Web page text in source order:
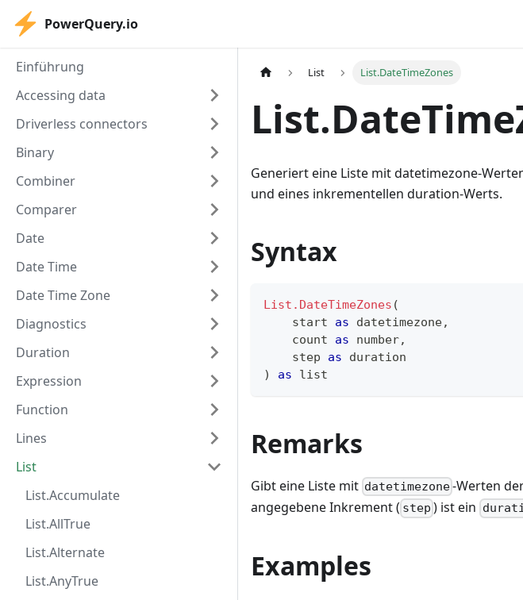
PowerQuery.io
Einführung
Accessing data
Driverless connectors
Binary
Combiner
Comparer
Date
Date Time
Date Time Zone
Diagnostics
Duration
Expression
Function
Lines
List
List.Accumulate
List.AllTrue
List.Alternate
List.AnyTrue
List List.DateTimeZones
Generiert eine Liste mit datetimezone-
und eines inkrementellen duration-Werts.
Syntax
List.DateTimeZones (
    start
as datetimezone,
    count
as number,
    step
as
duration
)
as list
Remarks
Gibt eine Liste mit datetimezone-Werten
angegebene Inkrement ( step ) ist ein
Examples